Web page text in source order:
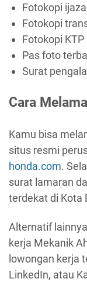
Fotokopi
Fotokopi
Fotokopi KTP
Pas foto
Surat
Cara
Kamu bisa
situs resmi
honda.com.
surat lamaran
terdekat di Kota
Alternatif
kerja Mekanik
lowongan kerja
LinkedIn, atau